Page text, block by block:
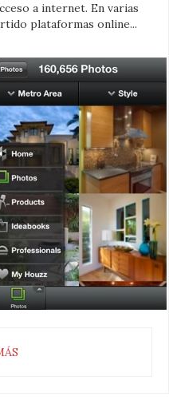
a internet. En varias
plataformas online...